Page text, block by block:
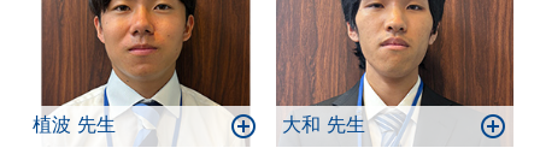
植波 先生 大和 先生